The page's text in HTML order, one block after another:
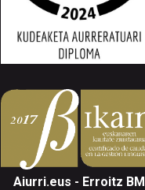
Aiurri.eus - Erroitz BM